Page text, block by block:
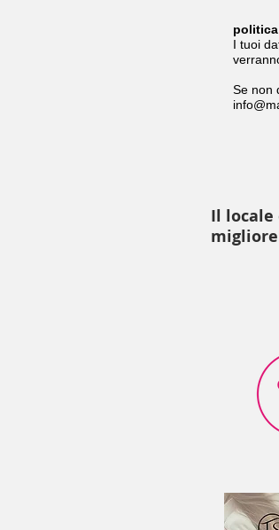
I tuoi
Se non
Il locale